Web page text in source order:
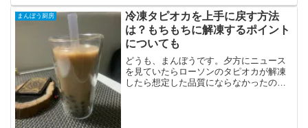
ついての研究していますが、数年前によ
うやく産卵場所が見つかっ...
まんぼう厨房
冷凍タピオカを上手に戻す方法
は？もちもちに解凍するポイント
についても
どうも、まんぼうです。夕方にニュース
を見ていたらローソンのタピオカが解凍
したら想定した品質にならなかったので